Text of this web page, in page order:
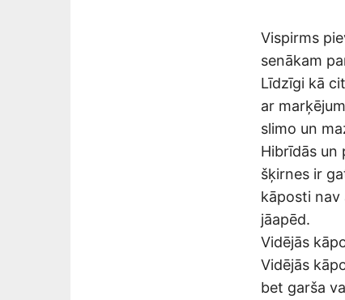
Vispirms
senākam
Līdzīgi kā
ar
slimo un
Hibrīdās un
šķirnes ir
kāposti nav
jāapēd.
Vidējās
Vidējās
bet garša